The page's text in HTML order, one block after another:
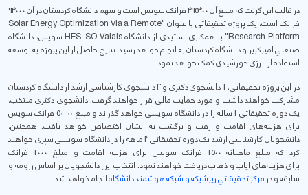
در قالب این گرنت که مبلغ آن 495400 فرانک سويس است و سهم دانشگاه کردستان در آن 94000
فرانک است، یک پروژه تحقیقاتی با عنوان "Solar Energy Optimization Via a Remote
Research Platform" با همکاری اساتيدی از دانشگاه HES-SO Valais سويس، دانشگاه
صنعتي اميرکبير و دانشگاه کردستان به انجام خواهد رسید. نتایج حاصل از این پروژه به توسعه
استفاده از انرژی خورشيدی کمک خواهد نمود.
در اين پروژه تحقيقاتی، 1 دانشجوی دکتری و 3 دانشجوی کارشناسی ارشد از دانشگاه کردستان
مشارکت خواهند داشت و مورد حمايت مالی قرار خواهند گرفت. دانشجوی دکتری منتخب،
يک دوره تحقيقاتی 1 ساله را در دانشگاه سويسي خواهد گذراند و مبلغ 50000 فرانک سويس
برای هزينه‌های اقامت و رفت و برگشت به ايشان اختصاص خواهد يافت. همچنين،
دانشجويان کارشناسی ارشد يک دوره تحقيقاتی 4 ماهه را در دانشگاه سويسی سپری خواهند
کرد که مبلغ ماهيانه 1500 فرانک سويس برای هزينه اقامت و مبلغ 1000 فرانک
برای هزينه‌های اياب و ذهاب دريافت خواهند نمود. انتخاب اين دانشجويان بر اساس رزومه و
سابقه و درمرکز تحقيقاتي ريزشبکه و شبکه هوشمند دانشگاهانجام خواهد شد.